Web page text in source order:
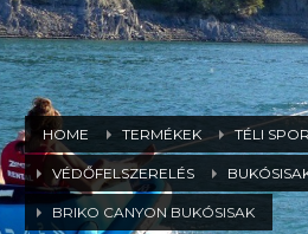
HOME TERMÉKEK TÉLI
VÉDŐFELSZERELÉS
BRIKO CANYON BUKÓSISAK